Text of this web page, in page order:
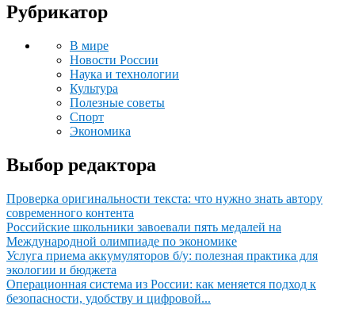
Рубрикатор
В мире
Новости России
Наука и технологии
Культура
Полезные советы
Спорт
Экономика
Выбор редактора
Проверка оригинальности текста: что нужно знать автору
современного контента
Российские школьники завоевали пять медалей на
Международной олимпиаде по экономике
Услуга приема аккумуляторов б/у: полезная практика для
экологии и бюджета
Операционная система из России: как меняется подход к
безопасности, удобству и цифровой...